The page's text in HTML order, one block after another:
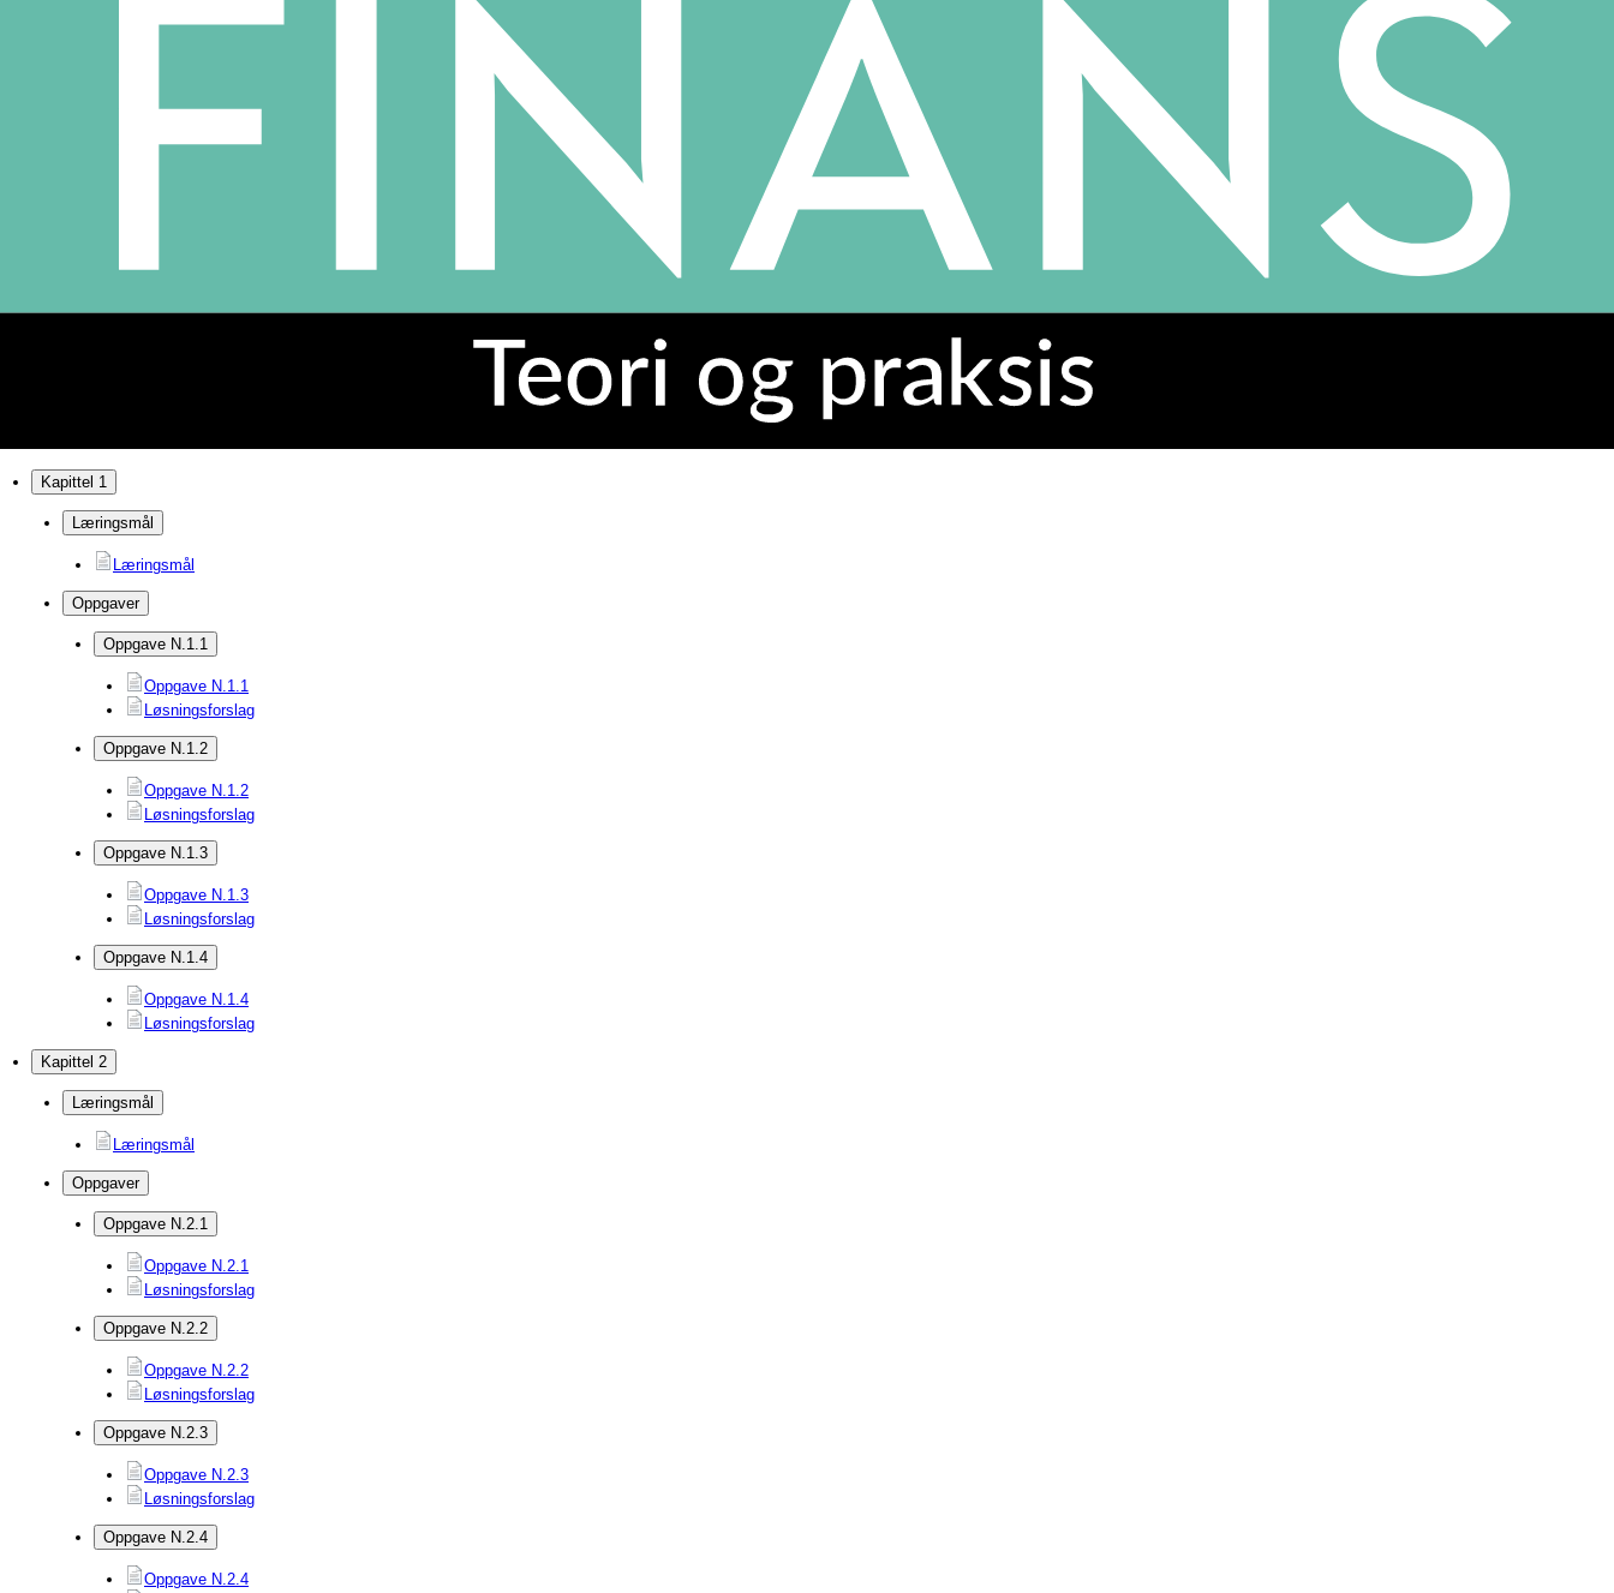
Kapittel 1
Læringsmål
Læringsmål
Oppgaver
Oppgave N.1.1
Oppgave N.1.1
Løsningsforslag
Oppgave N.1.2
Oppgave N.1.2
Løsningsforslag
Oppgave N.1.3
Oppgave N.1.3
Løsningsforslag
Oppgave N.1.4
Oppgave N.1.4
Løsningsforslag
Kapittel 2
Læringsmål
Læringsmål
Oppgaver
Oppgave N.2.1
Oppgave N.2.1
Løsningsforslag
Oppgave N.2.2
Oppgave N.2.2
Løsningsforslag
Oppgave N.2.3
Oppgave N.2.3
Løsningsforslag
Oppgave N.2.4
Oppgave N.2.4